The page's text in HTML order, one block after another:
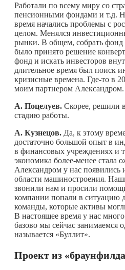
Работали по всему миру со
пенсионными фондами и т.д.
время начались проблемы с
целом. Менялся
рынки. В общем, собрать фонд
было принято решение
фонд и искать инвесторов
длительное время был поиск
кризисные времена. Где-то в
моим партнером Александром.
А. Поцелуев. Скорее, решили
стадию работы.
А. Кузнецов. Да, к этому
достаточно большой опыт в
в финансовых учреждениях и
экономика более-менее стала
Александром у нас появились
области машиностроения.
звонили нам и просили
компании попали в ситуацию
команды, которые активы
В настоящее время у нас
базово мы сейчас занимаемся
называется «Буллит».
Проект из